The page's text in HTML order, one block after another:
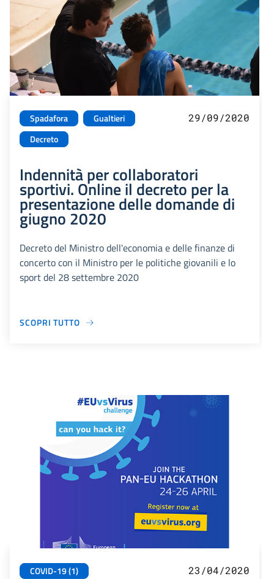
Spadafora
Gualtieri
Decreto
29/09/2020
Indennità per collaboratori
sportivi. Online il decreto per la
presentazione delle domande di
giugno 2020
Decreto del Ministro dell'economia e delle finanze di
concerto con il Ministro per le politiche giovanili e lo
sport del 28 settembre 2020
SCOPRI TUTTO
COVID-19 (1)
23/04/2020